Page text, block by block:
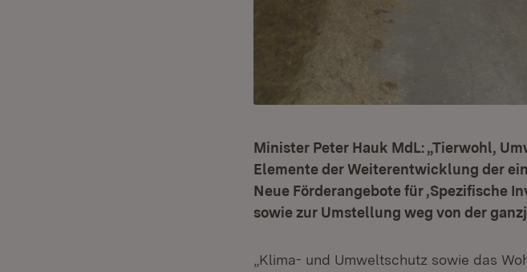
Minister Peter Hauk MdL: „Tierwohl,
Elemente der Weiterentwicklung der
Neue Förderangebote für ‚Spezifische
sowie zur Umstellung weg von der
„Klima- und Umweltschutz sowie das